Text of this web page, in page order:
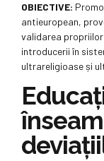
OBIECTIVE:
antieuropean,
validarea
introducerii în
ultrareligioase și